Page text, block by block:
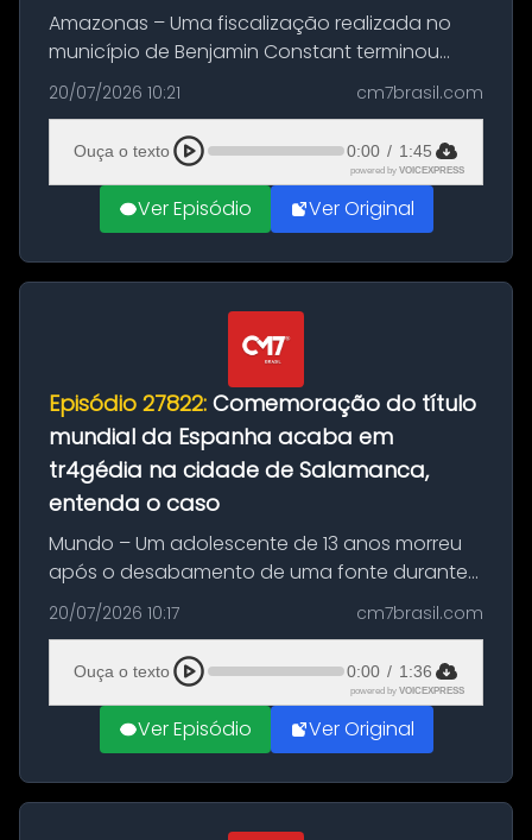
Amazonas – Uma fiscalização realizada no
município de Benjamin Constant terminou
com a apreensão de aproximadamente 115
quilos de entorpecentes em uma
embarcação atracada no porto da cidade. O
materia...
20/07/2026 10:21 cm7brasil.com
Ouça o texto 0:00 / 1:45
powered by VOICEXPRESS
Ver Episódio Ver Original
Episódio 27822: Comemoração do título
mundial da Espanha acaba em
tr4gédia na cidade de Salamanca,
entenda o caso
Mundo – Um adolescente de 13 anos morreu
após o desabamento de uma fonte durante
as comemorações pelo título da Copa do
Mundo conquistado pela Espanha, em
Ciudad Rodrigo, na província de Salamanca,
no...
20/07/2026 10:17 cm7brasil.com
Ouça o texto 0:00 / 1:36
powered by VOICEXPRESS
Ver Episódio Ver Original